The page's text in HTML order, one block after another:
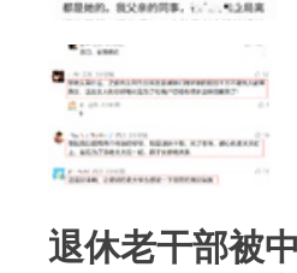
退休老干部被